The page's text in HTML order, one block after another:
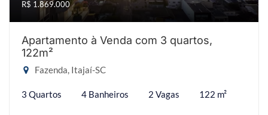
R$ 1.869.000
Apartamento à Venda com 3 quartos,
122m²
Fazenda, Itajaí-SC
3 Quartos 4 Banheiros 2 Vagas 122 m²